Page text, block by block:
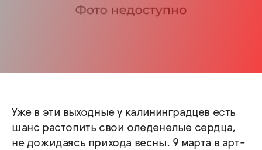
Уже в эти выходные у калининградцев есть
шанс растопить свои оледенелые сердца,
не дожидаясь прихода весны. 9 марта в арт-